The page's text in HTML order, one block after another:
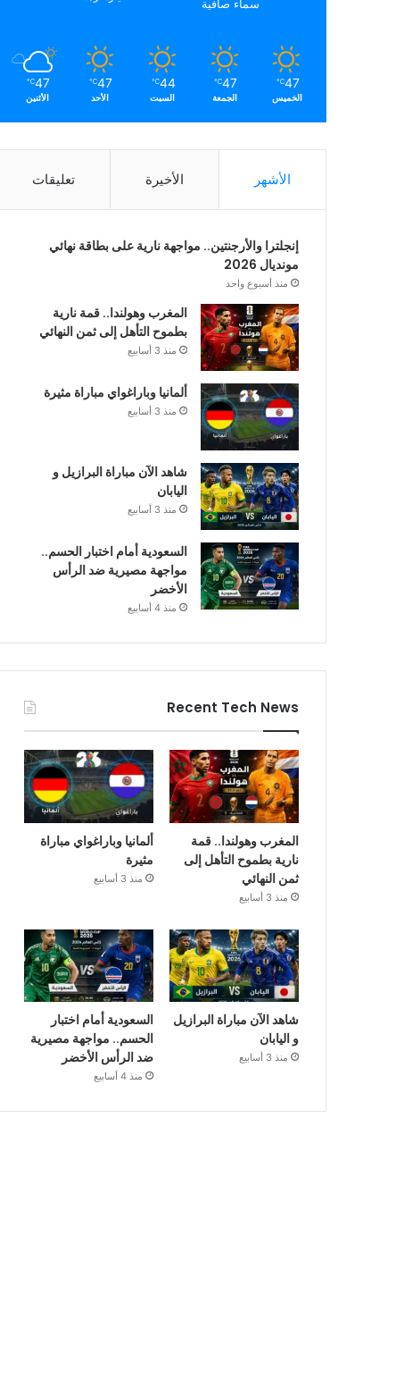
سماء صافية
47
℃
الخميس
47
℃
الجمعة
44
℃
السبت
47
℃
الأحد
47
℃
الأثنين
الأشهر الأخيرة تعليقات
إنجلترا والأرجنتين.. مواجهة نارية على بطاقة نهائي
مونديال 2026
منذ أسبوع واحد
المغرب وهولندا.. قمة نارية
بطموح التأهل إلى ثمن النهائي
منذ 3 أسابيع
ألمانيا وباراغواي مباراة مثيرة
منذ 3 أسابيع
شاهد الآن مباراة البرازيل و
اليابان
منذ 3 أسابيع
السعودية أمام اختبار الحسم..
مواجهة مصيرية ضد الرأس
الأخضر
منذ 4 أسابيع
Recent Tech News
المغرب وهولندا.. قمة
نارية بطموح التأهل إلى
ثمن النهائي
منذ 3 أسابيع
ألمانيا وباراغواي مباراة
مثيرة
منذ 3 أسابيع
شاهد الآن مباراة البرازيل
و اليابان
منذ 3 أسابيع
السعودية أمام اختبار
الحسم.. مواجهة مصيرية
ضد الرأس الأخضر
منذ 4 أسابيع